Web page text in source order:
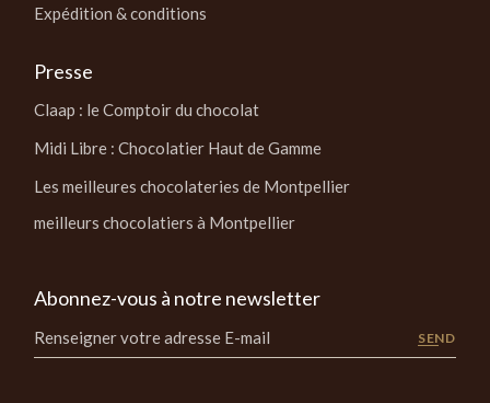
Expédition & conditions
Presse
Claap : le Comptoir du chocolat
Midi Libre : Chocolatier Haut de Gamme
Les meilleures chocolateries de Montpellier
meilleurs chocolatiers à Montpellier
Abonnez-vous à notre newsletter
SEND